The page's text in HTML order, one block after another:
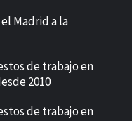
Madrid a la
de trabajo en
2010
de trabajo en